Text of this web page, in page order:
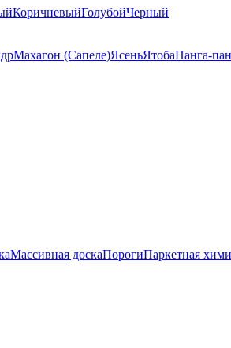
КоричневыйГолубойЧерный
Махагон (Сапеле)ЯсеньЯтобаПанга-
Массивная доскаПорогиПаркетная